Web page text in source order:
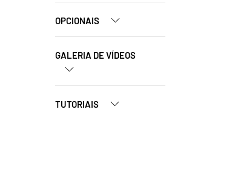
OPCIONAIS
GALERIA DE VÍDEOS
TUTORIAIS